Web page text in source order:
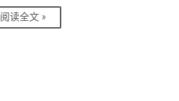
阅读全文 »